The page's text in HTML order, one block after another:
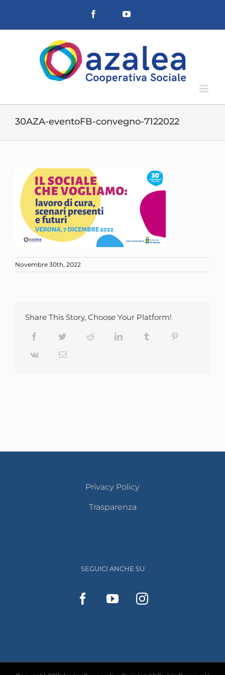
contenuto
Facebook YouTube
30AZA-eventoFB-convegno-7122022
Novembre 30th, 2022
Share This Story, Choose Your Platform!
Facebook Twitter Reddit LinkedIn Tumblr
Vk Email
Privacy Policy
Trasparenza
SEGUICI ANCHE SU